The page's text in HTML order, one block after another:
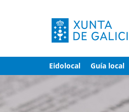
Eidolocal Guía local